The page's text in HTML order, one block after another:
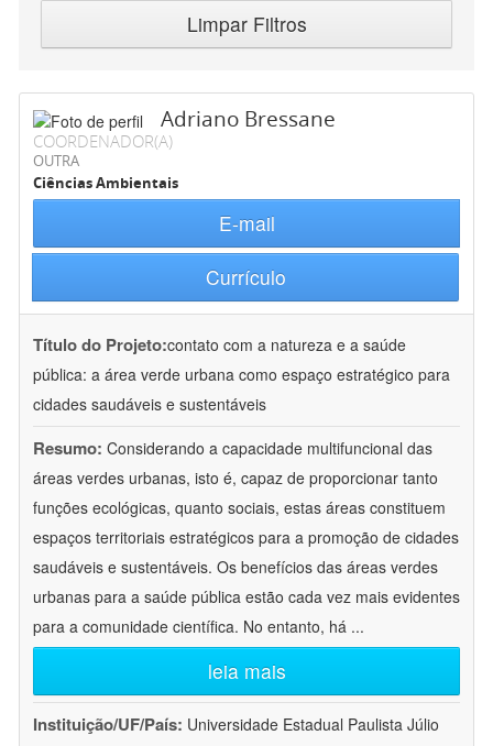
Limpar Filtros
Adriano Bressane
COORDENADOR(A)
OUTRA
Ciências Ambientais
E-mail
Currículo
Título do Projeto:contato com a natureza e a saúde
pública: a área verde urbana como espaço estratégico para
cidades saudáveis e sustentáveis
Resumo: Considerando a capacidade multifuncional das
áreas verdes urbanas, isto é, capaz de proporcionar tanto
funções ecológicas, quanto sociais, estas áreas constituem
espaços territoriais estratégicos para a promoção de cidades
saudáveis e sustentáveis. Os benefícios das áreas verdes
urbanas para a saúde pública estão cada vez mais evidentes
para a comunidade científica. No entanto, há ...
leia mais
Instituição/UF/País: Universidade Estadual Paulista Júlio